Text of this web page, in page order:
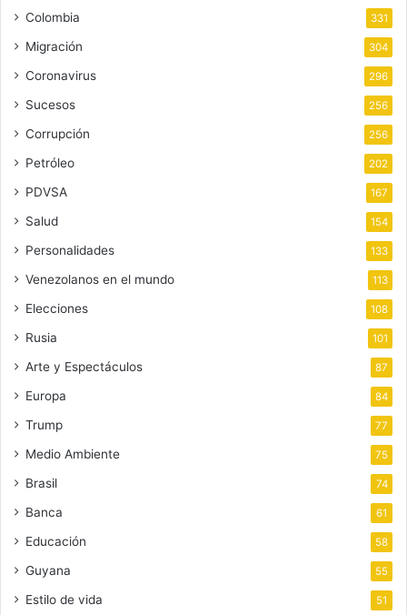
Colombia 331
Migración 304
Coronavirus 296
Sucesos 256
Corrupción 256
Petróleo 202
PDVSA 167
Salud 154
Personalidades 133
Venezolanos en el mundo 113
Elecciones 108
Rusia 101
Arte y Espectáculos 87
Europa 84
Trump 77
Medio Ambiente 75
Brasil 74
Banca 61
Educación 58
Guyana 55
Estilo de vida 51